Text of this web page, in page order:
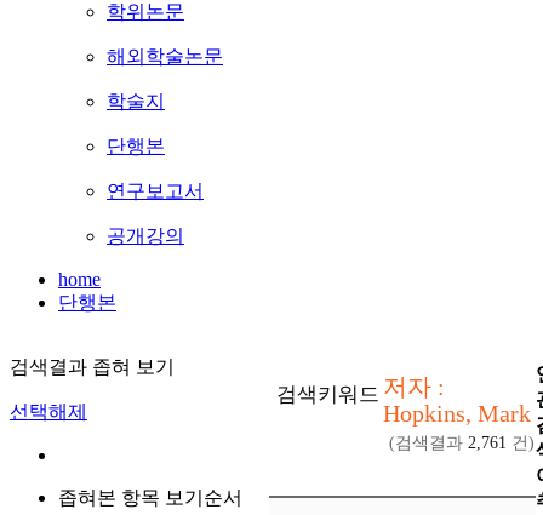
학위논문
해외학술논문
학술지
단행본
연구보고서
공개강의
home
단행본
검색결과 좁혀 보기
선택해제
좁혀본 항목 보기순서
검색키워드 저자 :
Hopkins, Mark
(검색결과 2,761 건)